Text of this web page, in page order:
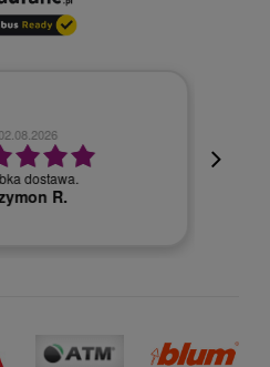
02.08.2026
dostawa.
R.